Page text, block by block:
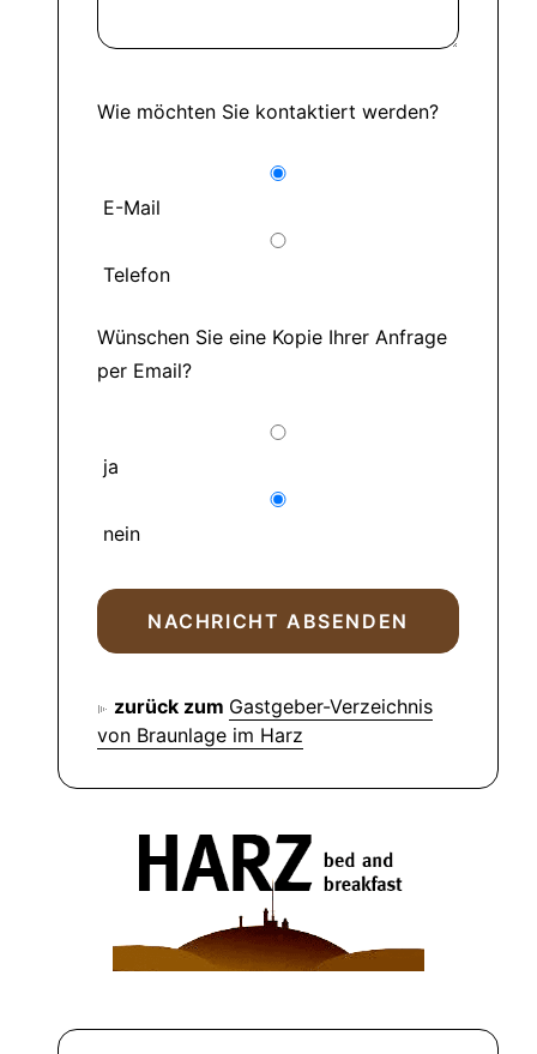
Wie möchten Sie kontaktiert werden?
E-Mail
Telefon
Wünschen Sie eine Kopie Ihrer Anfrage
per Email?
ja
nein
zurück zum Gastgeber-Verzeichnis
von Braunlage im Harz